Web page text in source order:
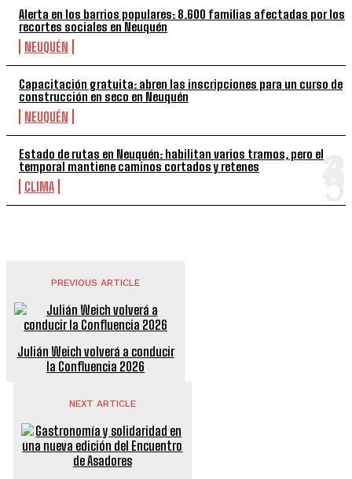
Alerta en los barrios populares: 8.600 familias afectadas por los
recortes sociales en Neuquén
NEUQUÉN
Capacitación gratuita: abren las inscripciones para un curso de
construcción en seco en Neuquén
NEUQUÉN
Estado de rutas en Neuquén: habilitan varios tramos, pero el
temporal mantiene caminos cortados y retenes
CLIMA
PREVIOUS ARTICLE
Julián Weich volverá a conducir
la Confluencia 2026
NEXT ARTICLE